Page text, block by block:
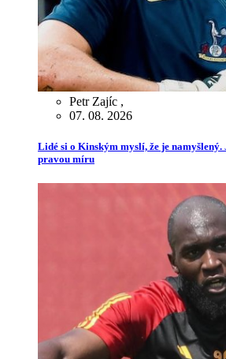
Petr Zajíc ,
07. 08. 2026
Lidé si o Kinským myslí, že je namyšlený.
pravou míru